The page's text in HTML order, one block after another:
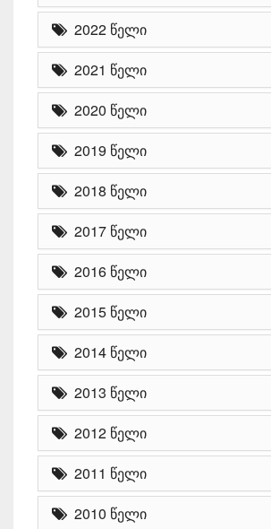
2022 წელი
2021 წელი
2020 წელი
2019 წელი
2018 წელი
2017 წელი
2016 წელი
2015 წელი
2014 წელი
2013 წელი
2012 წელი
2011 წელი
2010 წელი